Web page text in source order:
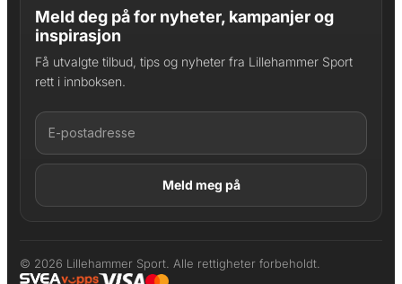
Meld deg på for nyheter, kampanjer og
inspirasjon
Få utvalgte tilbud, tips og nyheter fra Lillehammer Sport
rett i innboksen.
© 2026 Lillehammer Sport. Alle rettigheter forbeholdt.
LAGT I HANDLEKURV
Produktet er lagt til